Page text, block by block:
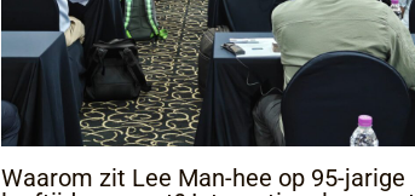
Waarom zit Lee Man-hee op 95-jarige